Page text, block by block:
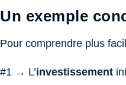
Un exemple
Pour comprendre plus
#1 → L’investissement